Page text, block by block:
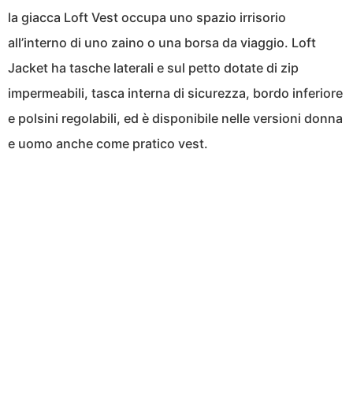
la giacca Loft Vest occupa uno spazio irrisorio
all’interno di uno zaino o una borsa da viaggio. Loft
Jacket ha tasche laterali e sul petto dotate di zip
impermeabili, tasca interna di sicurezza, bordo inferiore
e polsini regolabili, ed è disponibile nelle versioni donna
e uomo anche come pratico vest.